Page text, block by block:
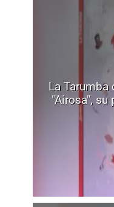
La Tarumba
"Airosa",